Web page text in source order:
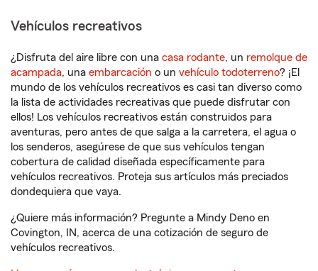
Vehículos recreativos
¿Disfruta del aire libre con una casa rodante, un remolque de
acampada, una embarcación o un vehículo todoterreno? ¡El
mundo de los vehículos recreativos es casi tan diverso como
la lista de actividades recreativas que puede disfrutar con
ellos! Los vehículos recreativos están construidos para
aventuras, pero antes de que salga a la carretera, el agua o
los senderos, asegúrese de que sus vehículos tengan
cobertura de calidad diseñada específicamente para
vehículos recreativos. Proteja sus artículos más preciados
dondequiera que vaya.
¿Quiere más información? Pregunte a Mindy Deno en
Covington, IN, acerca de una cotización de seguro de
vehículos recreativos.